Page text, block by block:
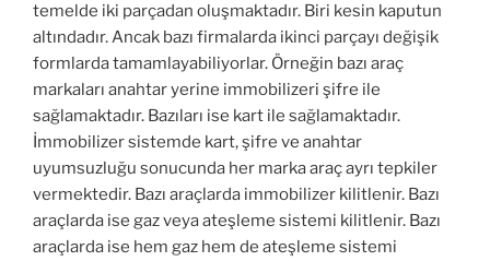
temelde iki parçadan oluşmaktadır. Biri kesin kaputun
altındadır. Ancak bazı firmalarda ikinci parçayı değişik
formlarda tamamlayabiliyorlar. Örneğin bazı araç
markaları anahtar yerine immobilizeri şifre ile
sağlamaktadır. Bazıları ise kart ile sağlamaktadır.
İmmobilizer sistemde kart, şifre ve anahtar
uyumsuzluğu sonucunda her marka araç ayrı tepkiler
vermektedir. Bazı araçlarda immobilizer kilitlenir. Bazı
araçlarda ise gaz veya ateşleme sistemi kilitlenir. Bazı
araçlarda ise hem gaz hem de ateşleme sistemi